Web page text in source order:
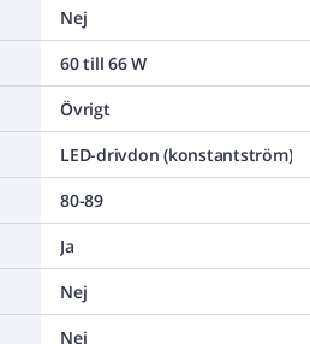
Nej
60 till 66 W
Övrigt
LED-drivdon (konstantström)
80-89
Ja
Nej
Nej